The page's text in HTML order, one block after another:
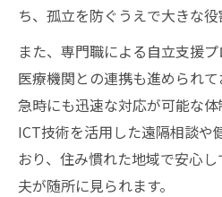
ち、孤立を防ぐうえで大きな役
また、専門職による自立支援
医療機関との連携も進められ
急時にも迅速な対応が可能な体
ICT技術を活用した遠隔相談や
おり、住み慣れた地域で安心
夫が随所に見られます。